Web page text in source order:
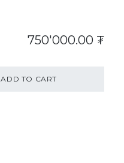
ADD TO CART
750'000.00 ₮